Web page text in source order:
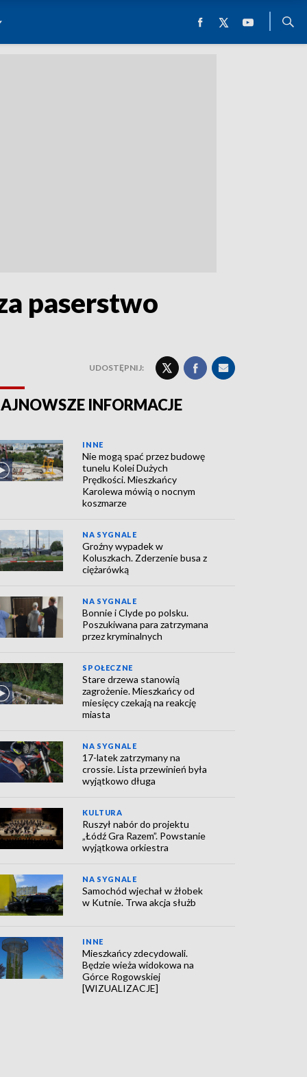
paserstwo
UDOSTĘPNIJ:
INFORMACJE
INNE
Nie mogą spać przez budowę
tunelu Kolei Dużych
Prędkości. Mieszkańcy
Karolewa mówią o nocnym
koszmarze
NA SYGNALE
Groźny wypadek w
Koluszkach. Zderzenie busa z
ciężarówką
NA SYGNALE
Bonnie i Clyde po polsku.
Poszukiwana para zatrzymana
przez kryminalnych
SPOŁECZNE
Stare drzewa stanowią
zagrożenie. Mieszkańcy od
miesięcy czekają na reakcję
miasta
NA SYGNALE
17-latek zatrzymany na
crossie. Lista przewinień była
wyjątkowo długa
KULTURA
Ruszył nabór do projektu
„Łódź Gra Razem”. Powstanie
wyjątkowa orkiestra
NA SYGNALE
Samochód wjechał w żłobek
w Kutnie. Trwa akcja służb
INNE
Mieszkańcy zdecydowali.
Będzie wieża widokowa na
Górce Rogowskiej
[WIZUALIZACJE]